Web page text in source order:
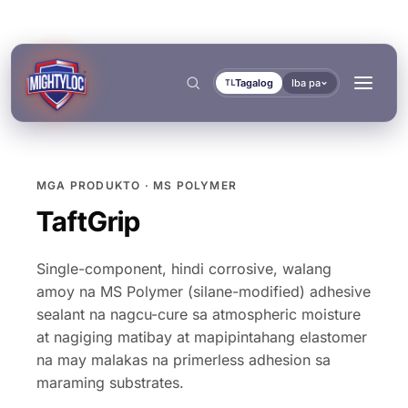
TLTagalog Iba pa
→
→
→
MGA DOKUMENTO
MGA PRODUKTO · MS POLYMER
TaftGrip
Single-component, hindi corrosive, walang
amoy na MS Polymer (silane-modified) adhesive
sealant na nagcu-cure sa atmospheric moisture
at nagiging matibay at mapipintahang elastomer
na may malakas na primerless adhesion sa
maraming substrates.